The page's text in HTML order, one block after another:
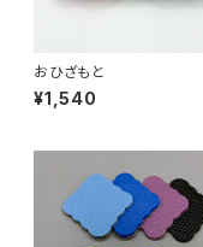
おひざもと
¥1,540